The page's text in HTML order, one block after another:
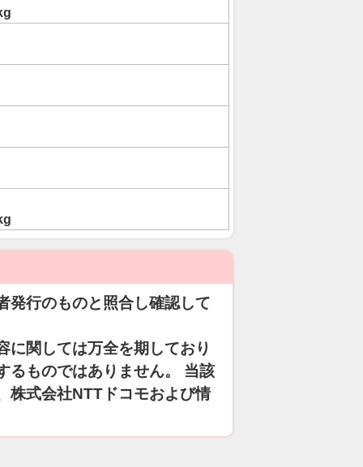
発行のものと照合し確認して
に関しては万全を期しており
るものではありません。 当該
株式会社NTTドコモおよび情